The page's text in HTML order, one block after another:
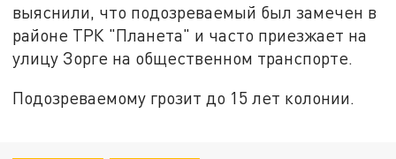
выяснили, что подозреваемый был замечен в
районе ТРК "Планета" и часто приезжает на
улицу Зорге на общественном транспорте.
Подозреваемому грозит до 15 лет колонии.